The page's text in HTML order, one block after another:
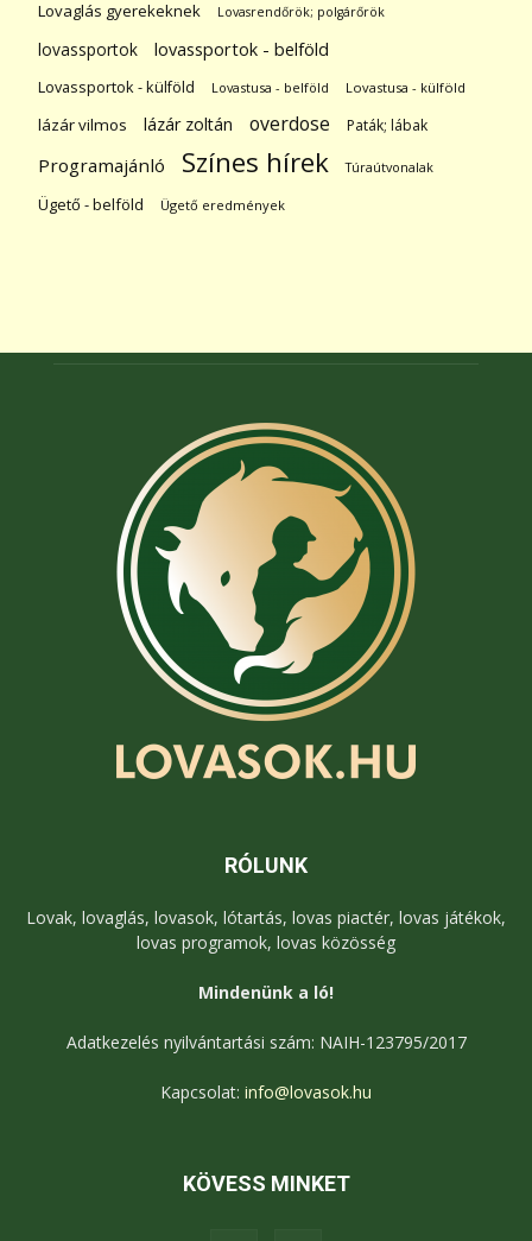
Lovaglás gyerekeknek Lovasrendőrök; polgárőrök
lovassportok lovassportok - belföld
Lovassportok - külföld Lovastusa - belföld Lovastusa - külföld
lázár vilmos lázár zoltán overdose Paták; lábak
Programajánló Színes hírek Túraútvonalak
Ügető - belföld Ügető eredmények
RÓLUNK
Lovak, lovaglás, lovasok, lótartás, lovas piactér, lovas játékok,
lovas programok, lovas közösség
Mindenünk a ló!
Adatkezelés nyilvántartási szám: NAIH-123795/2017
Kapcsolat: info@lovasok.hu
KÖVESS MINKET